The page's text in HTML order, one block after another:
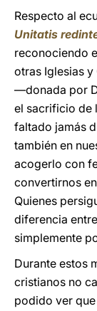
Respecto al
Unitatis
reconociendo
otras Iglesias
—donada por
el sacrificio de
faltado jamás
también en
acogerlo con
convertirnos
Quienes
diferencia
simplemente
Durante estos
cristianos no
podido ver